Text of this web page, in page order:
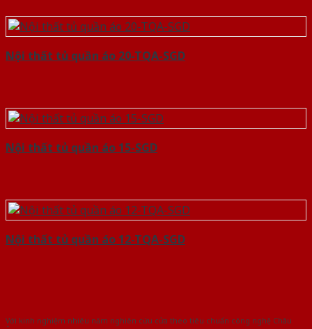
Nội thất tủ quần áo 20-TQA-SGD
Nội thất tủ quần áo 15-SGD
Nội thất tủ quần áo 12-TQA-SGD
Với kinh nghiệm nhiêu năm nghiên cứu cửa theo tiêu chuẩn công nghệ Châu